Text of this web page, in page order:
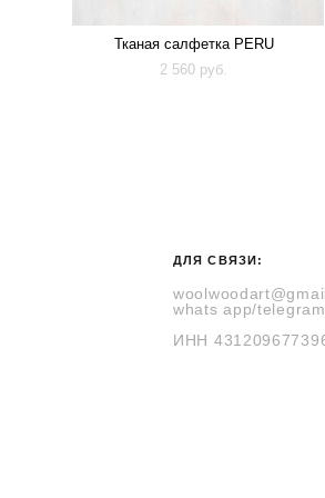
Тканая салфетка PERU
2 560 pуб.
ДЛЯ СВЯЗИ:
whats app/telegram
ИНН